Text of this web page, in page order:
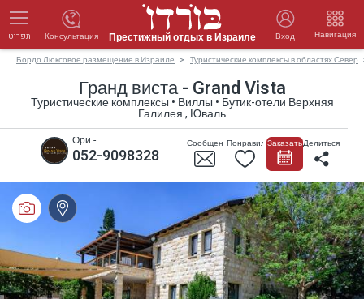
תפריט Престижный отдых в Израиле Вход Навигация
Консультация
Бордо Люксовое размещение в Израиле Туристические комплексы в областях Север
Гранд виста - Grand Vista
Туристические комплексы • Виллы • Бутик-отели Верхняя
Галилея , Юваль
Делиться
СообщениеПонравилосьЗаказать
052-9098328
Ори -